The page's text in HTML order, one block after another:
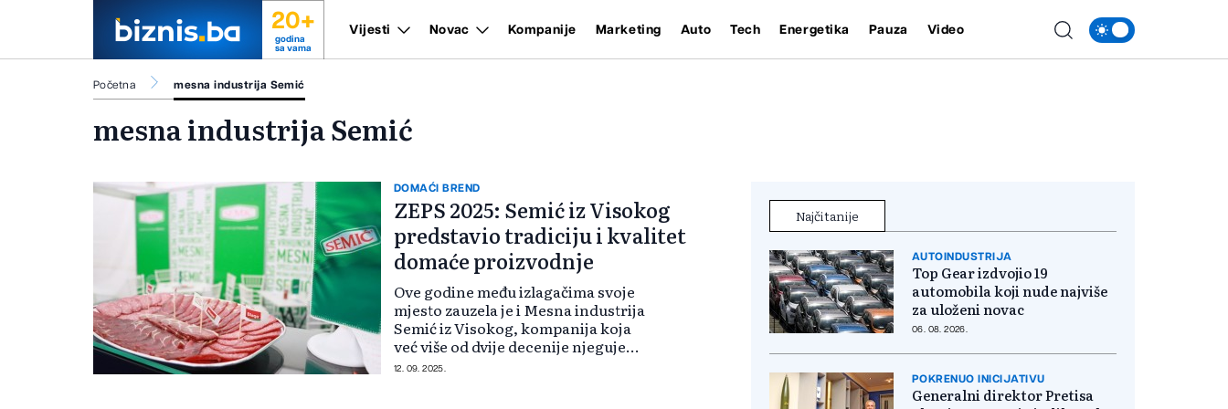
20+
godina
sa vama
Vijesti Novac Kompanije Marketing Auto Tech Energetika Pauza Video
Početna mesna industrija Semić
mesna industrija Semić
DOMAĆI BREND
ZEPS 2025: Semić iz Visokog
predstavio tradiciju i kvalitet
domaće proizvodnje
Ove godine među izlagačima svoje
mjesto zauzela je i Mesna industrija
Semić iz Visokog, kompanija koja
već više od dvije decenije njeguje
tradiciju prerade mesa i proizvodnje
12. 09. 2025.
Najčitanije
AUTOINDUSTRIJA
Top Gear izdvojio 19
automobila koji nude najviše
za uloženi novac
06. 08. 2026.
POKRENUO INICIJATIVU
Generalni direktor Pretisa